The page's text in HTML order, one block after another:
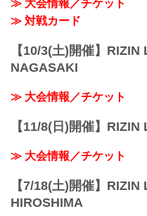
≫ 大会情報／チケット
≫ 対戦カード
【10/3(土)開催】
NAGASAKI
≫ 大会情報／チケット
【11/8(日)開催】
≫ 大会情報／チケット
【7/18(土)開催】
HIROSHIMA